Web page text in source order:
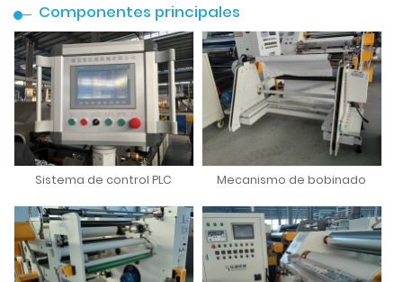
Componentes principales
Sistema de control PLC Mecanismo de bobinado